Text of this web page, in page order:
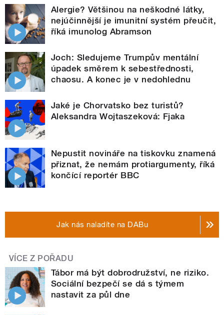
Alergie? Většinou na neškodné látky,
nejúčinnější je imunitní systém přeučit,
říká imunolog Abramson
Joch: Sledujeme Trumpův mentální
úpadek směrem k sebestřednosti,
chaosu. A konec je v nedohlednu
Jaké je Chorvatsko bez turistů?
Aleksandra Wojtaszeková: Fjaka
Nepustit novináře na tiskovku znamená
přiznat, že nemám protiargumenty, říká
končící reportér BBC
Jak nás naladíte na DABu
VÍCE Z POŘADU
Tábor má být dobrodružství, ne riziko.
Sociální bezpečí se dá s týmem
nastavit za půl dne